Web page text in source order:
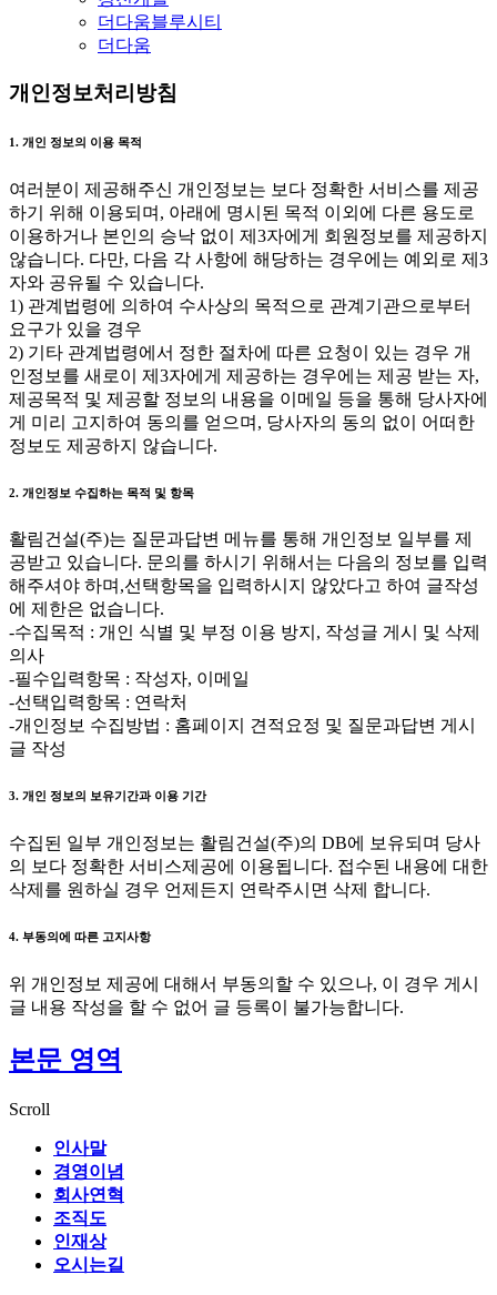
더다움블루시티
더다움
개인정보처리방침
1. 개인 정보의 이용 목적
여러분이 제공해주신 개인정보는 보다 정확한 서비스를 제공
하기 위해 이용되며, 아래에 명시된 목적 이외에 다른 용도로
이용하거나 본인의 승낙 없이 제3자에게 회원정보를 제공하지
않습니다. 다만, 다음 각 사항에 해당하는 경우에는 예외로 제3
자와 공유될 수 있습니다.
1) 관계법령에 의하여 수사상의 목적으로 관계기관으로부터
요구가 있을 경우
2) 기타 관계법령에서 정한 절차에 따른 요청이 있는 경우 개
인정보를 새로이 제3자에게 제공하는 경우에는 제공 받는 자,
제공목적 및 제공할 정보의 내용을 이메일 등을 통해 당사자에
게 미리 고지하여 동의를 얻으며, 당사자의 동의 없이 어떠한
정보도 제공하지 않습니다.
2. 개인정보 수집하는 목적 및 항목
활림건설(주)는 질문과답변 메뉴를 통해 개인정보 일부를 제
공받고 있습니다. 문의를 하시기 위해서는 다음의 정보를 입력
해주셔야 하며,선택항목을 입력하시지 않았다고 하여 글작성
에 제한은 없습니다.
-수집목적 : 개인 식별 및 부정 이용 방지, 작성글 게시 및 삭제
의사
-필수입력항목 : 작성자, 이메일
-선택입력항목 : 연락처
-개인정보 수집방법 : 홈페이지 견적요정 및 질문과답변 게시
글 작성
3. 개인 정보의 보유기간과 이용 기간
수집된 일부 개인정보는 활림건설(주)의 DB에 보유되며 당사
의 보다 정확한 서비스제공에 이용됩니다. 접수된 내용에 대한
삭제를 원하실 경우 언제든지 연락주시면 삭제 합니다.
4. 부동의에 따른 고지사항
위 개인정보 제공에 대해서 부동의할 수 있으나, 이 경우 게시
글 내용 작성을 할 수 없어 글 등록이 불가능합니다.
본문 영역
Scroll
인사말
경영이념
회사연혁
조직도
인재상
오시는길